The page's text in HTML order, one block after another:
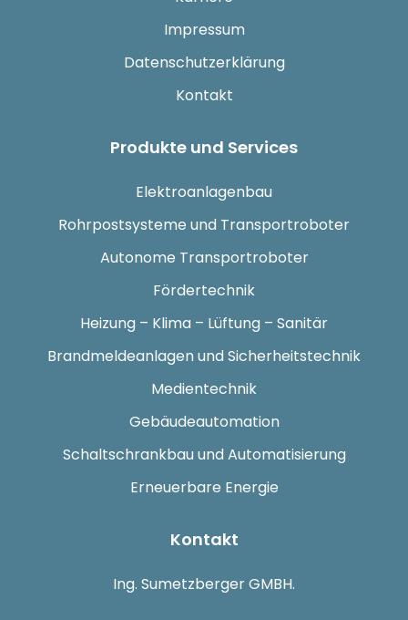
Impressum
Datenschutzerklärung
Kontakt
Produkte und Services
Elektroanlagenbau
Rohrpostsysteme und Transportroboter
Autonome Transportroboter
Fördertechnik
Heizung – Klima – Lüftung – Sanitär
Brandmeldeanlagen und Sicherheitstechnik
Medientechnik
Gebäudeautomation
Schaltschrankbau und Automatisierung
Erneuerbare Energie
Kontakt
Ing. Sumetzberger GMBH.